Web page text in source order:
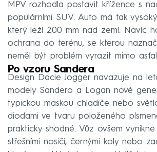
MPV rozhodla postavit křížence s
populárními SUV. Auto má tak
který leží 200 mm nad zemí. Navíc
ochrana do terénu, se kterou
neměl být problém vyrazit mimo
Po vzoru Sandera
Design Dacie Jogger navazuje na
modely Sandero a Logan nové
typickou maskou chladiče nebo
diodami ve tvaru položeného
prakticky shodné. Vůz ovšem vynikne
střešními nosiči, černými koly nebo